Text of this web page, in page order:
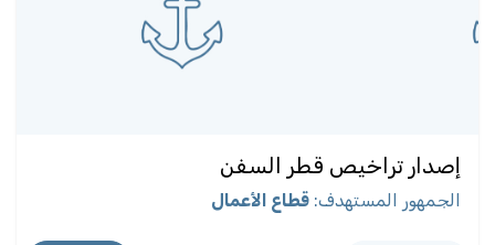
إصدار تراخيص قطر السفن
الجمهور المستهدف: قطاع الأعمال